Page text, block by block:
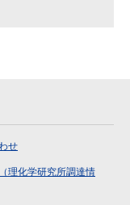
せ
理化学研究所調達情